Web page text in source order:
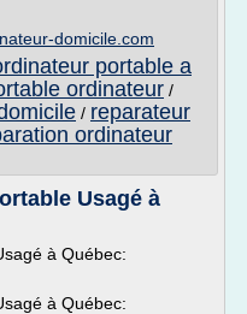
domicile.com
portable a
ordinateur /
/ reparateur
ordinateur
Usagé à
à Québec:
à Québec: